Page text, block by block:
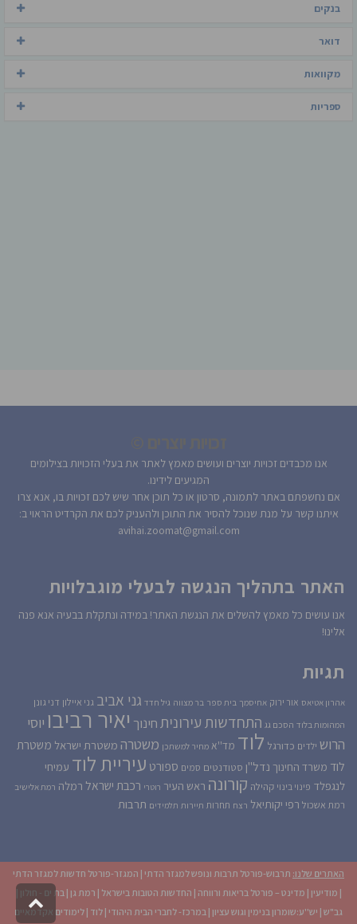
בנקים
דואר
מקוואות
ספריות
אנו מכבדים זכויות יוצרים ועושים מאמץ לאתר את בעלי הזכויות בצילומים
המגיעים לידינו.
אם נחשפתם באתר לתמונה, סרטון או כל תוכן אחר שיש לכם זכויות בו, אנא צרו
איתנו קשר על מנת שנוכל להסיר את התוכן ולהעניק לכם את הקרדיט הראוי ב:
avihai.zoomat@gmail.com
האתר בתהליך הנגשה לבעלי מוגבלויות
אנו עושים כל מאמץ להשלים את הנגשת האתר! במידה ונתקלת בבעיה אנא פנה
אלינו!
תגיות
אהרון אטיאס אור ירוק אחיסמך בית ספר בר מצווה גיל חדד גני אביב גני איילון דני גונן
המהומות בלוד הסכם גג התחדשות עירוניתחינוך יאיר רביבו יוסי
הרוש ילדים כדורגל לוד מד''א מחיר למשתכן משטרה משטרת ישראל משטרת
לוד משרד החינוך נדל''ן סטודנטים סמים ספורט עיריית לוד עמיחי
לנגפלד פינוי בינוי קהילה קורונה ראש העיר רוטרי רכבת ישראל רמלה רמת אלישיב
רמת אשכול רפי יקותיאל רצח תחרות תיירות תלמידים תרבות
האתרים שלנו: תרבוש-פורטל תרבות ונופש למגזר הדתי | המגזר-פורטל חדשות למגזר הדתי
| מודיעין | מדינט – פורטל בריאות ורווחה | החדשות הטובות בישראל | רמת גן | בת ים - חולון |
גב"ש | יש''ע:שומרון בנימין וגוש עציון | במרכז- לחברי הבית היהודי | לוד | לימודים אקדמאיים